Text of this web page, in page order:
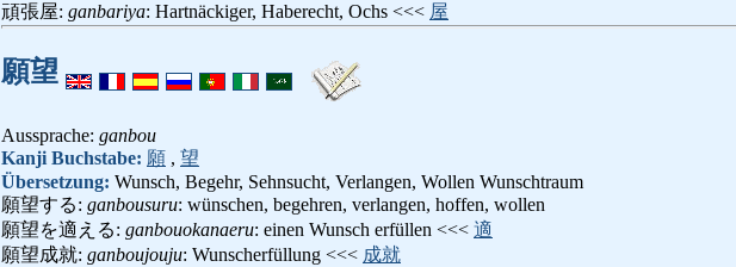
頑張屋: ganbariya: Hartnäckiger, Haberecht, Ochs <<< 屋
願望
Aussprache: ganbou
Kanji Buchstabe: 願 , 望
Übersetzung: Wunsch, Begehr, Sehnsucht, Verlangen, Wollen Wunschtraum
願望する: ganbousuru: wünschen, begehren, verlangen, hoffen, wollen
願望を適える: ganbouokanaeru: einen Wunsch erfüllen <<< 適
願望成就: ganboujouju: Wunscherfüllung <<< 成就